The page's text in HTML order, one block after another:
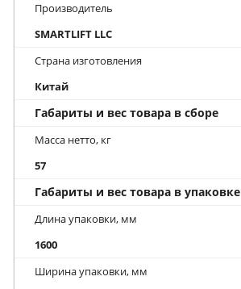
Производитель
SMARTLIFT LLC
Страна изготовления
Китай
Габариты и вес товара в сборе
Масса нетто, кг
57
Габариты и вес товара в упаковке
Длина упаковки, мм
1600
Ширина упаковки, мм